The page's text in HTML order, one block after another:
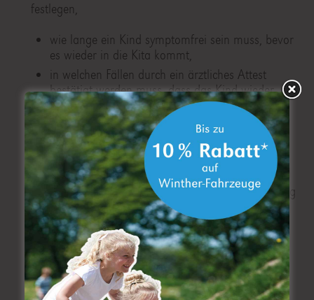
festlegen,
wie lange ein Kind symptomfrei sein muss, bevor
es wieder in die Kita kommt,
in welchen Fällen durch ein ärztliches Attest
bestätigt werden muss, dass das Kind wieder
gesund und nicht mehr ansteckend ist,
mit welchen Symptomen ein Kind die Kita nicht
betreten darf.
Außerdem ist es ratsam, die Eltern präventiv sowohl
bei der Anmeldung als auch im laufenden Kita-Alltag
mittels Aushängen oder Flyern darüber zu
informieren,
woran man erkennt, dass ein Kind krank ist,
an welchen Symptomen man verschiedene
Erkrankungen erkennt,